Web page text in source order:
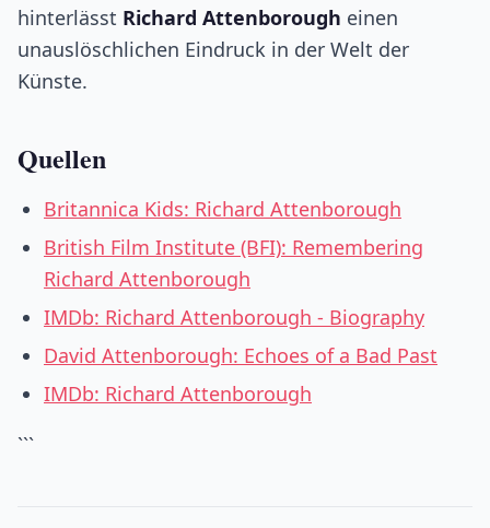
hinterlässt Richard Attenborough einen
unauslöschlichen Eindruck in der Welt der
Künste.
Quellen
Britannica Kids: Richard Attenborough
British Film Institute (BFI): Remembering
Richard Attenborough
IMDb: Richard Attenborough - Biography
David Attenborough: Echoes of a Bad Past
IMDb: Richard Attenborough
```